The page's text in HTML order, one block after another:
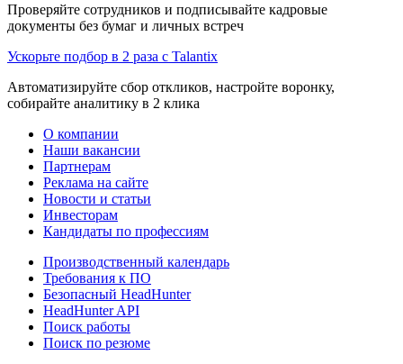
Проверяйте сотрудников и подписывайте кадровые
документы без бумаг и личных встреч
Ускорьте подбор в 2 раза с Talantix
Автоматизируйте сбор откликов, настройте воронку,
собирайте аналитику в 2 клика
О компании
Наши вакансии
Партнерам
Реклама на сайте
Новости и статьи
Инвесторам
Кандидаты по профессиям
Производственный календарь
Требования к ПО
Безопасный HeadHunter
HeadHunter API
Поиск работы
Поиск по резюме